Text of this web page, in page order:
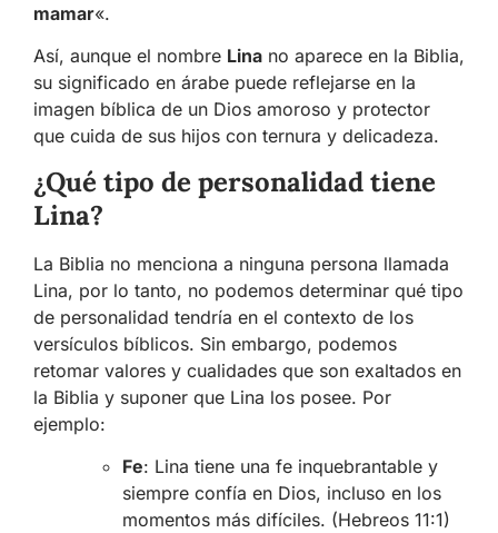
mamar«.
Así, aunque el nombre Lina no aparece en la Biblia,
su significado en árabe puede reflejarse en la
imagen bíblica de un Dios amoroso y protector
que cuida de sus hijos con ternura y delicadeza.
¿Qué tipo de personalidad tiene
Lina?
La Biblia no menciona a ninguna persona llamada
Lina, por lo tanto, no podemos determinar qué tipo
de personalidad tendría en el contexto de los
versículos bíblicos. Sin embargo, podemos
retomar valores y cualidades que son exaltados en
la Biblia y suponer que Lina los posee. Por
ejemplo:
Fe: Lina tiene una fe inquebrantable y
siempre confía en Dios, incluso en los
momentos más difíciles. (Hebreos 11:1)